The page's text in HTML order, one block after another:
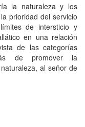
la naturaleza y los
prioridad del servicio
de intersticio y
en una relación
de las categorías
de promover la
al señor de